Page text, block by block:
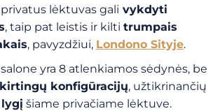
lėktuvas gali vykdyti
, taip pat leistis ir kilti trumpais
, pavyzdžiui, Londono Sityje.
yra 8 atlenkiamos sėdynės, be
konfigūracijų, užtikrinančių
šiame privačiame lėktuve.